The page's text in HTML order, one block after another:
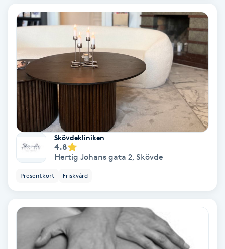
Reikihealing
Reiki massage
Restorative Yoga
Rosacea
Rosenmetoden
Samtalsterapi
Skövdekliniken
4.8
Hertig Johans gata 2, Skövde
Presentkort Friskvård